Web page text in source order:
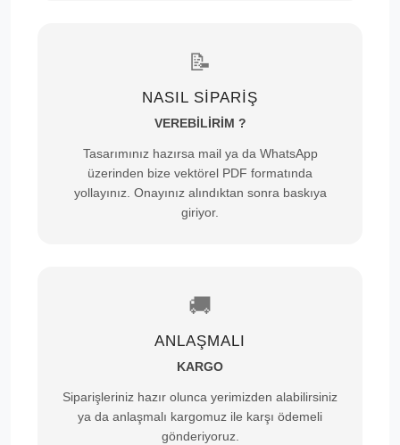
📝
NASIL SİPARİŞ
VEREBİLİRİM ?
Tasarımınız hazırsa mail ya da WhatsApp
üzerinden bize vektörel PDF formatında
yollayınız. Onayınız alındıktan sonra baskıya
giriyor.
🚚
ANLAŞMALI
KARGO
Siparişleriniz hazır olunca yerimizden alabilirsiniz
ya da anlaşmalı kargomuz ile karşı ödemeli
gönderiyoruz.